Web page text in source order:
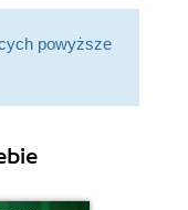
powyższe